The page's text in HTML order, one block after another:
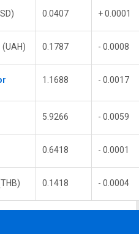
0.0407 + 0.0001
(UAH) 0.1787 - 0.0008
1.1688 - 0.0017
5.9266 - 0.0059
0.6418 - 0.0001
0.1418 - 0.0004